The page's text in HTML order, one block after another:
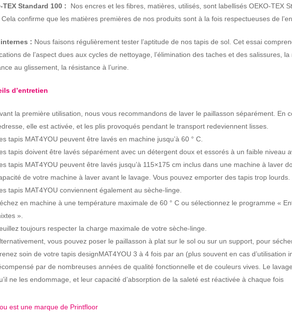
TEX Standard 100 :
Nos encres et les fibres, matières, utilisés, sont labellisés OEKO-TEX
Cela confirme que les matières premières de nos produits sont à la fois respectueuses de
: Nous faisons régulièrement tester l’aptitude de nos tapis de sol. Cet essai
de l’aspect dues aux cycles de nettoyage, l’élimination des taches et des salissures,
au glissement, la résistance à l’urine.
d’entretien
la première utilisation, nous vous recommandons de laver le paillasson séparément. En
elle est activée, et les plis provoqués pendant le transport redeviennent lisses.
tapis MAT4YOU peuvent être lavés en machine jusqu’à 60 ° C.
tapis doivent être lavés séparément avec un détergent doux et essorés à un faible niveau
tapis MAT4YOU peuvent être lavés jusqu’à 115×175 cm inclus dans une machine à laver
de votre machine à laver avant le lavage. Vous pouvez emporter des tapis trop lourds.
tapis MAT4YOU conviennent également au sèche-linge.
en machine à une température maximale de 60 ° C ou sélectionnez le programme «
».
toujours respecter la charge maximale de votre sèche-linge.
vous pouvez poser le paillasson à plat sur le sol ou sur un support, pour
soin de votre tapis designMAT4YOU 3 à 4 fois par an (plus souvent en cas d’utilisation
par de nombreuses années de qualité fonctionnelle et de couleurs vives. Le
ne les endommage, et leur capacité d’absorption de la saleté est réactivée à chaque fois
est une marque de Printfloor